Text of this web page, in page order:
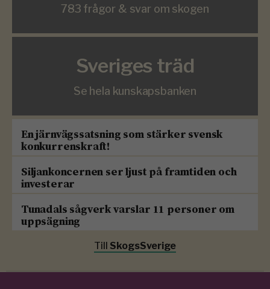
783 frågor & svar om skogen
Sveriges träd
Se hela kunskapsbanken
En järnvägssatsning som stärker svensk
konkurrenskraft!
Siljankoncernen ser ljust på framtiden och
investerar
Tunadals sågverk varslar 11 personer om
uppsägning
Till SkogsSverige